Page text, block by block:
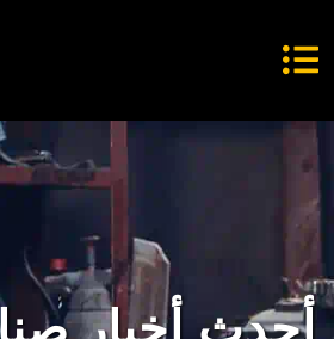
أحدث أخبار